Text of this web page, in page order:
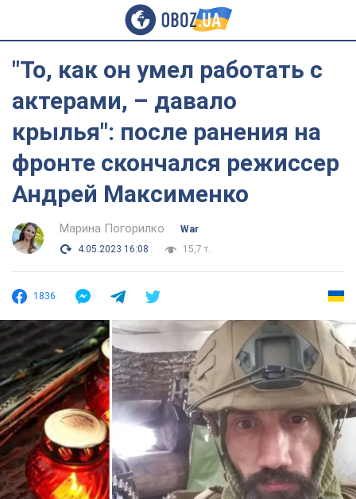
"То, как он умел работать с
актерами, – давало
крылья": после ранения на
фронте скончался режиссер
Андрей Максименко
Марина Погорилко
War
4.05.2023 16:08
15,7 т.
1836